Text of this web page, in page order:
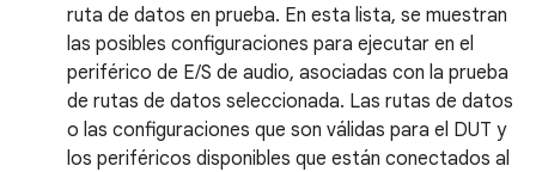
ruta de datos en prueba. En esta lista, se muestran
las posibles configuraciones para ejecutar en el
periférico de E/S de audio, asociadas con la prueba
de rutas de datos seleccionada. Las rutas de datos
o las configuraciones que son válidas para el DUT y
los periféricos disponibles que están conectados al